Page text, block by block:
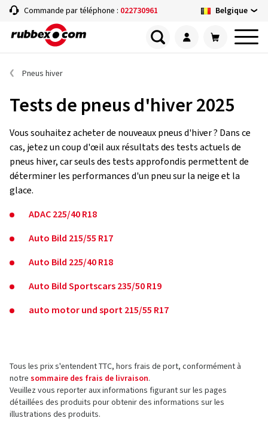
Commande par téléphone : 022730961 Belgique
Pneus hiver
Tests de pneus d'hiver 2025
Vous souhaitez acheter de nouveaux pneus d'hiver ? Dans ce
cas, jetez un coup d'œil aux résultats des tests actuels de
pneus hiver, car seuls des tests approfondis permettent de
déterminer les performances d'un pneu sur la neige et la
glace.
ADAC 225/40 R18
Auto Bild 215/55 R17
Auto Bild 225/40 R18
Auto Bild Sportscars 235/50 R19
auto motor und sport 215/55 R17
Tous les prix s'entendent TTC, hors frais de port, conformément à
notre sommaire des frais de livraison.
Veuillez vous reporter aux informations figurant sur les pages
détaillées des produits pour obtenir des informations sur les
illustrations des produits.